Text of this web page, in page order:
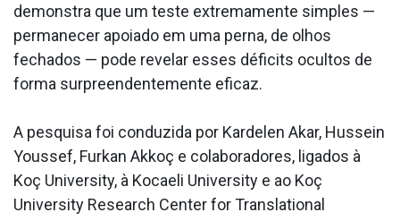
demonstra que um teste extremamente simples —
permanecer apoiado em uma perna, de olhos
fechados — pode revelar esses déficits ocultos de
forma surpreendentemente eficaz.
A pesquisa foi conduzida por Kardelen Akar, Hussein
Youssef, Furkan Akkoç e colaboradores, ligados à
Koç University, à Kocaeli University e ao Koç
University Research Center for Translational